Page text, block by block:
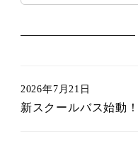
新スクールバス始動！
2026年7月21日